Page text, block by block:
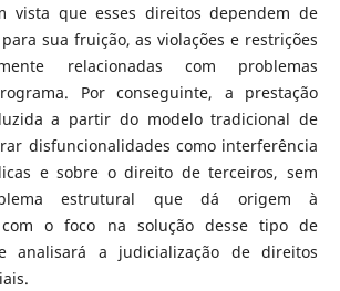
vista que esses direitos dependem de
sua fruição, as violações e restrições
relacionadas com problemas
Por conseguinte, a prestação
a partir do modelo tradicional de
disfuncionalidades como interferência
e sobre o direito de terceiros, sem
estrutural que dá origem à
com o foco na solução desse tipo de
analisará a judicialização de direitos